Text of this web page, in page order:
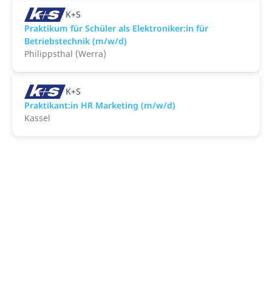
K+S
Praktikum für Schüler als Elektroniker:in für
Betriebstechnik (m/w/d)
Philippsthal (Werra)
K+S
Praktikant:in HR Marketing (m/w/d)
Kassel